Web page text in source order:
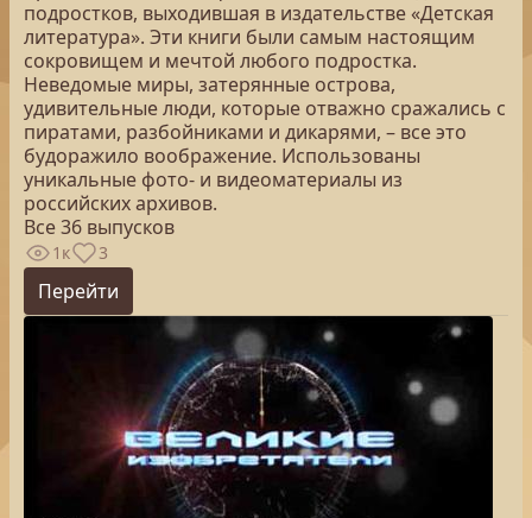
подростков, выходившая в издательстве «Детская
литература». Эти книги были самым настоящим
сокровищем и мечтой любого подростка.
Неведомые миры, затерянные острова,
удивительные люди, которые отважно сражались с
пиратами, разбойниками и дикарями, – все это
будоражило воображение. Использованы
уникальные фото- и видеоматериалы из
российских архивов.
Все 36 выпусков
1к 3
Перейти